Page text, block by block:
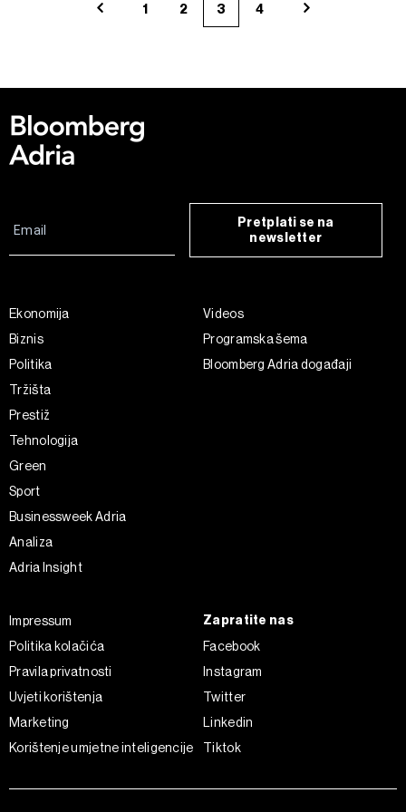
1 2 3 4
Pretplati se na
newsletter
Ekonomija
Biznis
Politika
Tržišta
Prestiž
Tehnologija
Green
Sport
Businessweek Adria
Analiza
Adria Insight
Videos
Programska šema
Bloomberg Adria događaji
Impressum
Politika kolačića
Pravila privatnosti
Uvjeti korištenja
Marketing
Korištenje umjetne inteligencije
Zapratite nas
Facebook
Instagram
Twitter
Linkedin
Tiktok